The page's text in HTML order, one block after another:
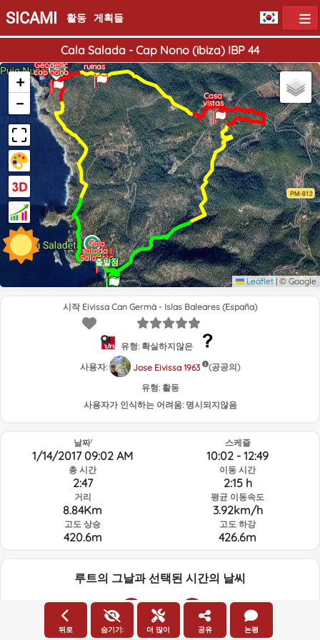
SICAMI 활동 게획들
Cala Salada - Cap Nono (ibiza) IBP 44
출발점
도착점
Cala
salada i
Saladeta
Geodesic
cap nono
ruinas
Casa
vistas
+
−
Leaflet | © Google
시작 Eivissa Can Germà - Islas Baleares (España)
유형: 확실하지않은
사용자:
Jose Eivissa 1963
(공공의)
유형: 활동
사용자가 인식하는 어려움: 명시되지않음
날짜'
1/14/2017 09:02 AM
총 시간
2:47
거리
8.84Km
고도 상승
420.6m
스케쥴
10:02 - 12:49
이동 시간
2:15 h
평균 이동속도
3.92km/h
고도 하강
426.6m
루트의 그날과 선택된 시간의 날씨
09:00
뒤로 숨기기: 더 많이 공유 논평